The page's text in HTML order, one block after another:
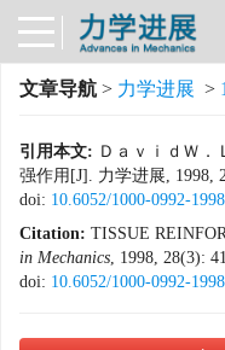
文章导航 > 力学进展 >
引用本文: ＤａｖｉｄＷ．
强作用[J]. 力学进展, 1998,
doi: 10.6052/1000-0992-
Citation: TISSUE
in Mechanics, 1998, 28(3):
doi: 10.6052/1000-0992-